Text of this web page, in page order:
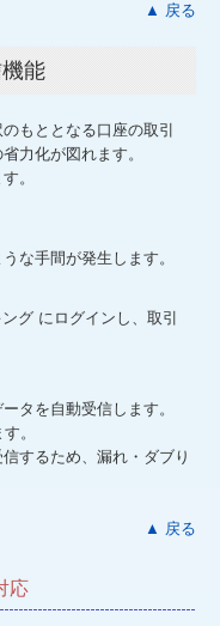
▲ 戻る
能
もととなる口座の取引
力化が図れます。
。
な手間が発生します。
グ にログインし、取引
タを自動受信します。
。
するため、漏れ・ダブり
▲ 戻る
応